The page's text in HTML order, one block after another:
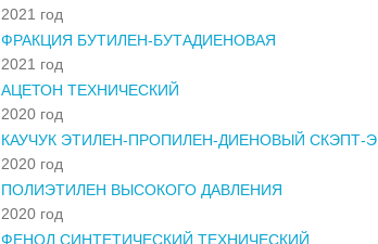
2021 год
ФРАКЦИЯ БУТИЛЕН-БУТАДИЕНОВАЯ
2021 год
АЦЕТОН ТЕХНИЧЕСКИЙ
2020 год
КАУЧУК ЭТИЛЕН-ПРОПИЛЕН-ДИЕНОВЫЙ СКЭПТ-Э
2020 год
ПОЛИЭТИЛЕН ВЫСОКОГО ДАВЛЕНИЯ
2020 год
ФЕНОЛ СИНТЕТИЧЕСКИЙ ТЕХНИЧЕСКИЙ